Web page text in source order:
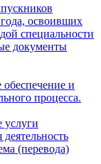
освоивших
специальности
документы
обеспечение и
процесса.
услуги
(перевода)